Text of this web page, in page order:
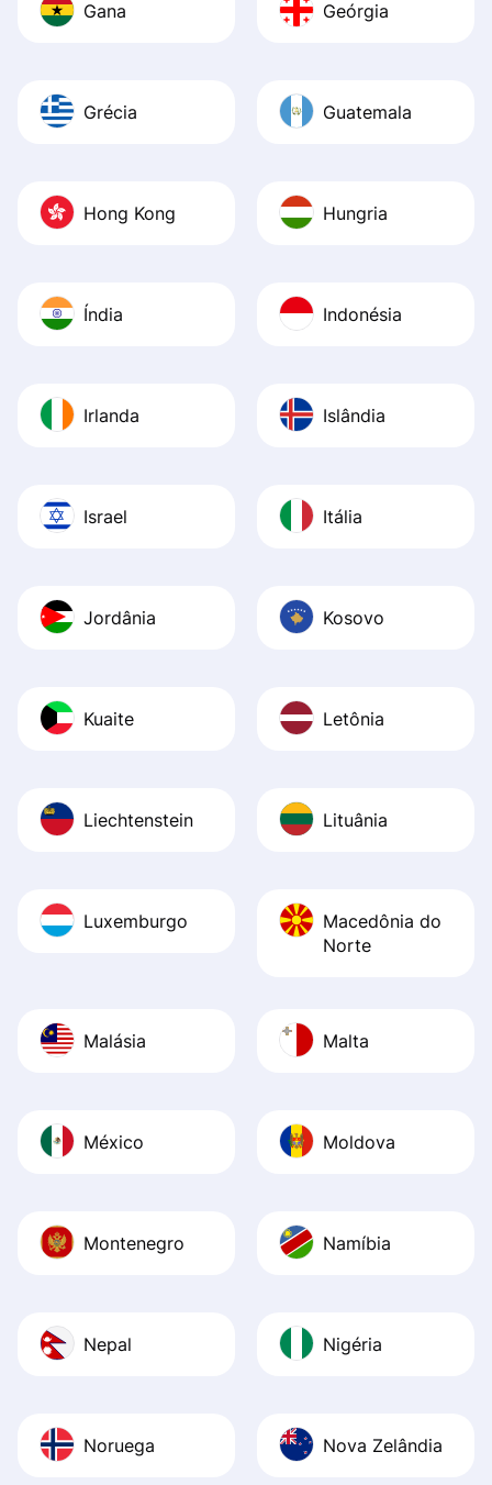
Gana Geórgia
Grécia Guatemala
Hong Kong Hungria
Índia Indonésia
Irlanda Islândia
Israel Itália
Jordânia Kosovo
Kuaite Letônia
Liechtenstein Lituânia
Luxemburgo
Macedônia do
Norte
Malásia Malta
México Moldova
Montenegro Namíbia
Nepal Nigéria
Noruega Nova Zelândia